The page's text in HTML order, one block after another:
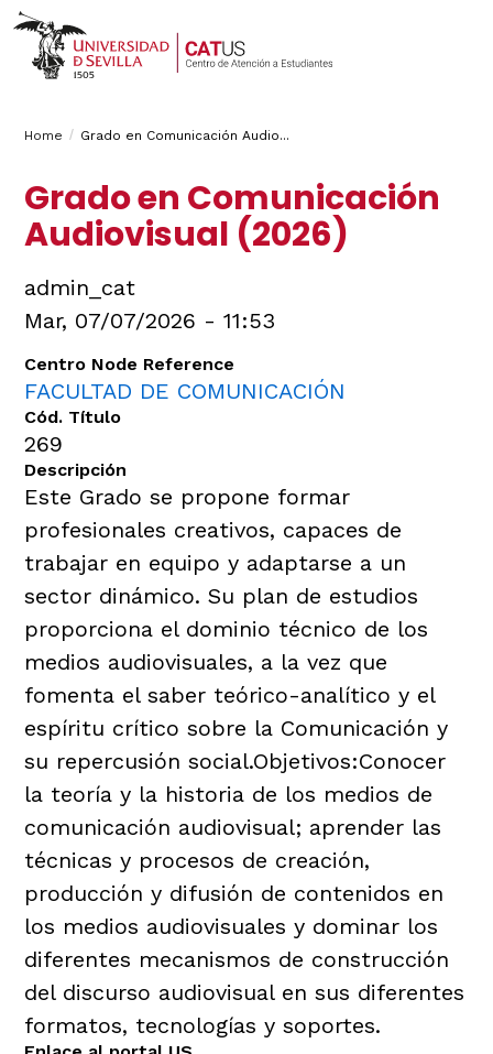
Breadcrumbs
You
here:
Home Grado en Comunicación Audio...
Grado en Comunicación
Audiovisual (2026)
admin_cat
Mar, 07/07/2026 - 11:53
Centro Node Reference
FACULTAD DE COMUNICACIÓN
Cód. Título
269
Descripción
Este Grado se propone formar
profesionales creativos, capaces de
trabajar en equipo y adaptarse a un
sector dinámico. Su plan de estudios
proporciona el dominio técnico de los
medios audiovisuales, a la vez que
fomenta el saber teórico-analítico y el
espíritu crítico sobre la Comunicación y
su repercusión social.Objetivos:Conocer
la teoría y la historia de los medios de
comunicación audiovisual; aprender las
técnicas y procesos de creación,
producción y difusión de contenidos en
los medios audiovisuales y dominar los
diferentes mecanismos de construcción
del discurso audiovisual en sus diferentes
formatos, tecnologías y soportes.